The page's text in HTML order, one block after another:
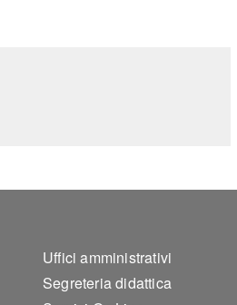
Footer 2
Uffici amministrativi
Segreteria didattica